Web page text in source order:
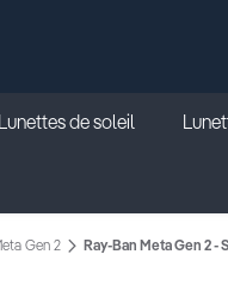
Lunettes de soleil
Gen 2 Ray-Ban Meta Gen 2 -